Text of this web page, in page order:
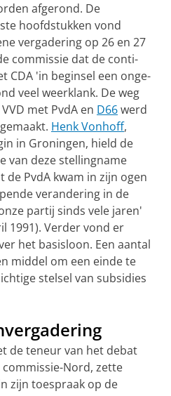
afgerond. De
hoofd­stukken vond
ver­gade­ring op 26 en 27
commis­sie dat de conti­
CDA 'in beginsel een onge­
veel weer­klank. De weg
met PvdA en D66werd
Henk Vonhoff,
in Groningen, hield de
van deze stel­lingname
PvdA kwam in zijn ogen
verande­ring in de
partij sinds vele jaren'
1991). Ver­der vond er
het basisloon. Een aantal
middel om een einde te
stelsel van subsidies
de teneur van het debat
Nord, zette
zijn toespraak op de